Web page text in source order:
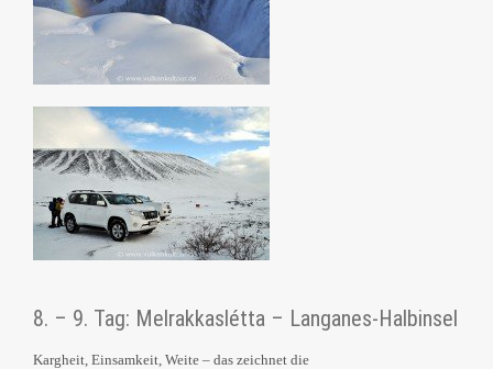
8. – 9. Tag: Melrakkaslétta – Langanes-Halbinsel
Kargheit, Einsamkeit, Weite – das zeichnet die